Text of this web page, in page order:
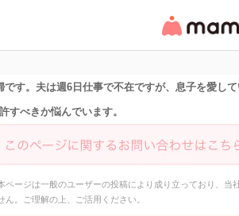
リ・情報サイト
す。夫は週6日仕事で不在ですが、息子を愛し
すべきか悩んでいます。
ページは一般のユーザーの投稿により成り立っており、当
ん。ご理解の上、ご活用ください。